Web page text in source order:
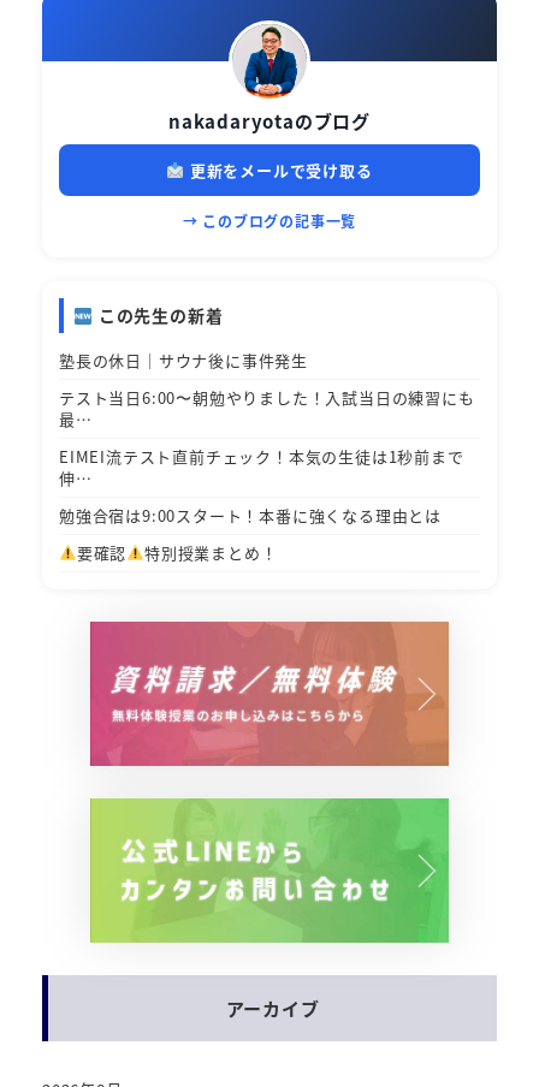
nakadaryotaのブログ
更新をメールで受け取る
→ このブログの記事一覧
この先生の新着
塾長の休日｜サウナ後に事件発生
テスト当日6:00〜朝勉やりました！入試当日の練習にも
最…
EIMEI流テスト直前チェック！本気の生徒は1秒前まで
伸…
勉強合宿は9:00スタート！本番に強くなる理由とは
要確認
特別授業まとめ！
アーカイブ